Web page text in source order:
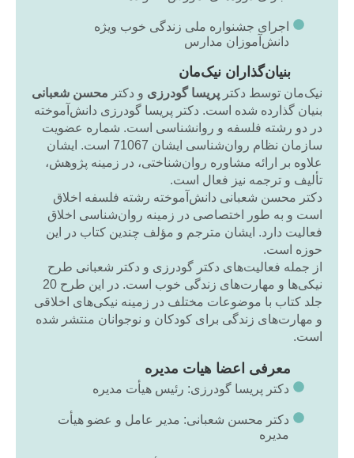
اجرای جشنواره ملی زندگی خوب ویژه
دانش‌آموزان مدارس
بنیان‌گذاران نیک‌مان
نیک‌مان توسط دکتر پریسا گودرزی و دکتر محسن شعبانی
بنیان گذارده شده است. دکتر پریسا گودرزی دانش‌آموخته
در دو رشته فلسفه و روانشناسی است. شماره عضویت
سازمان نظام روان‌شناسی ایشان 71067 است. ایشان
علاوه بر ارائه مشاوره روان‌شناختی، در زمینه پژوهش،
تألیف و ترجمه نیز فعال است.
دکتر محسن شعبانی دانش‌آموخته رشته فلسفه اخلاق
است و به طور اختصاصی در زمینه روان‌شناسی اخلاق
فعالیت دارد. ایشان مترجم و مؤلف چندین کتاب در این
حوزه است.
از جمله فعالیت‌های دکتر گودرزی و دکتر شعبانی طرح
نیکی‌ها و مهارت‌های زندگی خوب است. در این طرح 20
جلد کتاب با موضوعات مختلف در زمینه نیکی‌های اخلاقی
و مهارت‌های زندگی برای کودکان و نوجوانان منتشر شده
است.
معرفی اعضا هیات مدیره
دکتر پریسا گودرزی: رئیس هیأت مدیره
دکتر محسن شعبانی: مدیر عامل و عضو هیأت
مدیره